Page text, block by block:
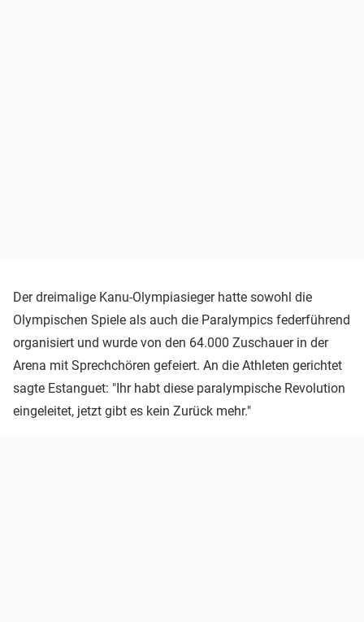
Der dreimalige Kanu-Olympiasieger hatte sowohl die
Olympischen Spiele als auch die Paralympics federführend
organisiert und wurde von den 64.000 Zuschauer in der
Arena mit Sprechchören gefeiert. An die Athleten gerichtet
sagte Estanguet: "Ihr habt diese paralympische Revolution
eingeleitet, jetzt gibt es kein Zurück mehr."